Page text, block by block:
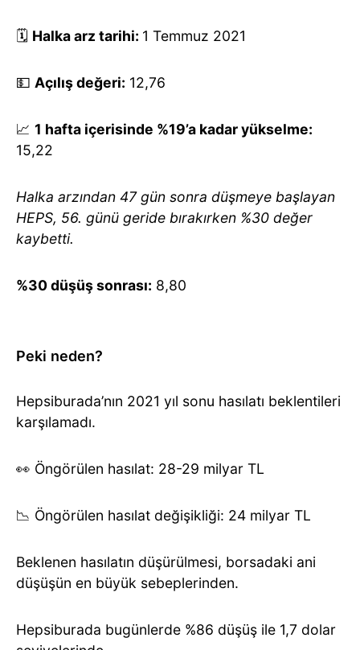
🗓️ Halka arz tarihi: 1 Temmuz 2021
💵 Açılış değeri: 12,76
📈 1 hafta içerisinde %19’a kadar yükselme:
15,22
Halka arzından 47 gün sonra düşmeye başlayan
HEPS, 56. günü geride bırakırken %30 değer
kaybetti.
%30 düşüş sonrası: 8,80
Peki neden?
Hepsiburada’nın 2021 yıl sonu hasılatı beklentileri
karşılamadı.
👀 Öngörülen hasılat: 28-29 milyar TL
📉 Öngörülen hasılat değişikliği: 24 milyar TL
Beklenen hasılatın düşürülmesi, borsadaki ani
düşüşün en büyük sebeplerinden.
Hepsiburada bugünlerde %86 düşüş ile 1,7 dolar